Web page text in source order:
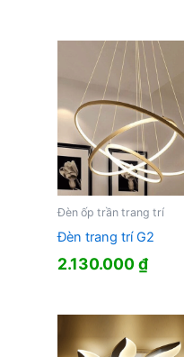
Đèn ốp trần trang trí
Đèn trang trí G2
2.130.000₫